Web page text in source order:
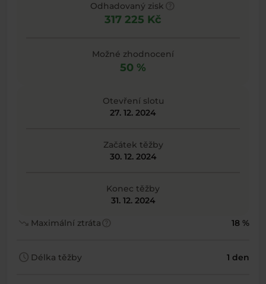
Odhadovaný zisk
317 225 Kč
Možné zhodnocení
50 %
Otevření slotu
27. 12. 2024
Začátek těžby
30. 12. 2024
Konec těžby
31. 12. 2024
trending_down Maximální ztrátahelp 18 %
schedule Délka těžby 1 den